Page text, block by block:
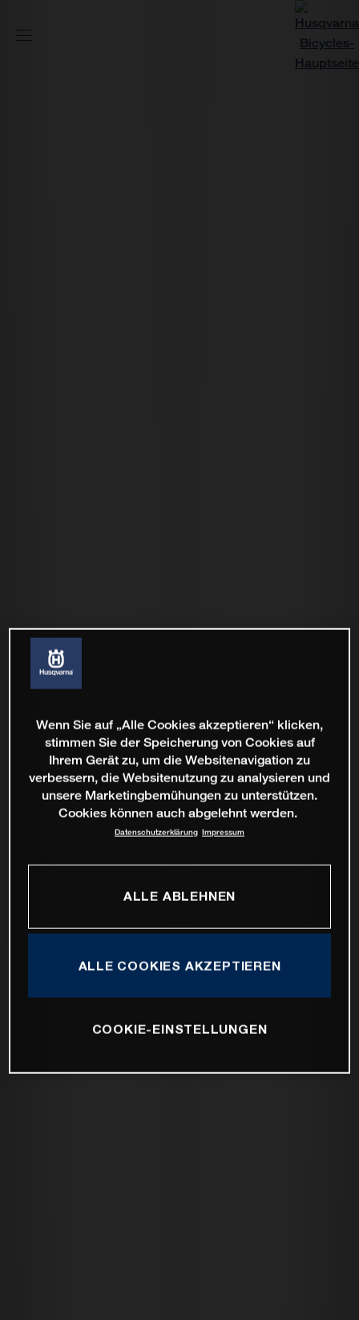
Wenn Sie auf „Alle Cookies akzeptieren“ klicken,
stimmen Sie der Speicherung von Cookies auf
Ihrem Gerät zu, um die Websitenavigation zu
verbessern, die Websitenutzung zu analysieren und
unsere Marketingbemühungen zu unterstützen.
Cookies können auch abgelehnt werden.
Datenschutzerklärung Impressum
ALLE ABLEHNEN
ALLE COOKIES AKZEPTIEREN
COOKIE-EINSTELLUNGEN